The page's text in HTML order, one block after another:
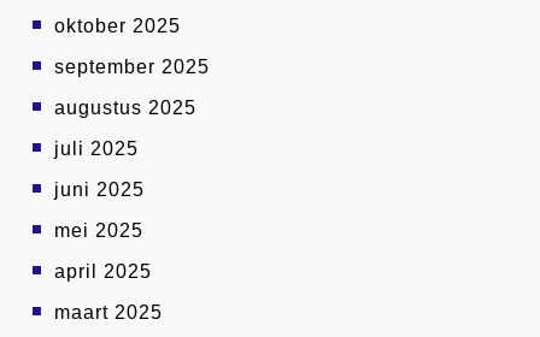
oktober 2025
september 2025
augustus 2025
juli 2025
juni 2025
mei 2025
april 2025
maart 2025